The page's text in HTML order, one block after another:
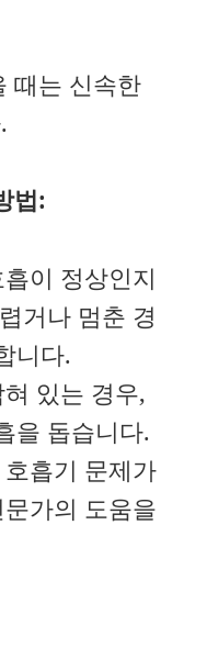
때는 신속한
법:
이 정상인지
거나 멈춘 경
니다.
있는 경우,
을 돕습니다.
호흡기 문제가
가의 도움을